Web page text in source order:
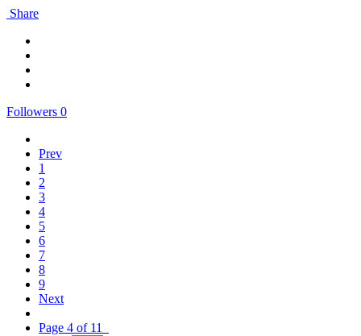
Share
Followers 0
Prev
1
2
3
4
5
6
7
8
9
Next
Page 4 of 11